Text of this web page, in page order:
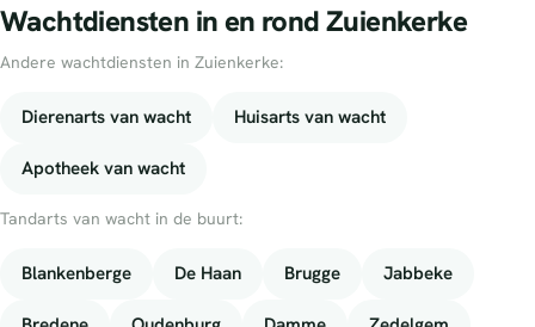
Wachtdiensten in en rond Zuienkerke
Andere wachtdiensten in Zuienkerke:
Dierenarts van wacht Huisarts van wacht
Apotheek van wacht
Tandarts van wacht in de buurt:
Blankenberge De Haan Brugge Jabbeke